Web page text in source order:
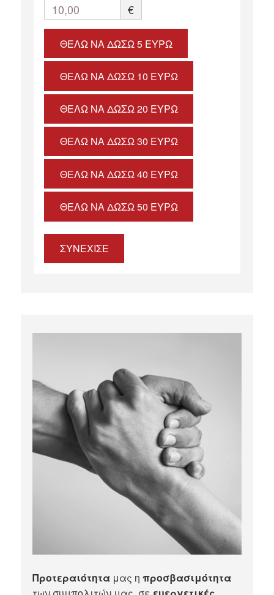
10,00 €
ΘΈΛΩ ΝΑ ΔΏΣΩ 5 ΕΥΡΏ
ΘΈΛΩ ΝΑ ΔΏΣΩ 10 ΕΥΡΏ
ΘΈΛΩ ΝΑ ΔΏΣΩ 20 ΕΥΡΏ
ΘΈΛΩ ΝΑ ΔΏΣΩ 30 ΕΥΡΏ
ΘΈΛΩ ΝΑ ΔΏΣΩ 40 ΕΥΡΏ
ΘΈΛΩ ΝΑ ΔΏΣΩ 50 ΕΥΡΏ
ΣΥΝΕΧΙΣΕ
Προτεραιότητα μας ηπροσβασιμότητα